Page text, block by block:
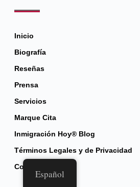
Inicio
Biografía
Reseñas
Prensa
Servicios
Marque Cita
Inmigración Hoy® Blog
Términos Legales y de Privacidad
Contacto
Español